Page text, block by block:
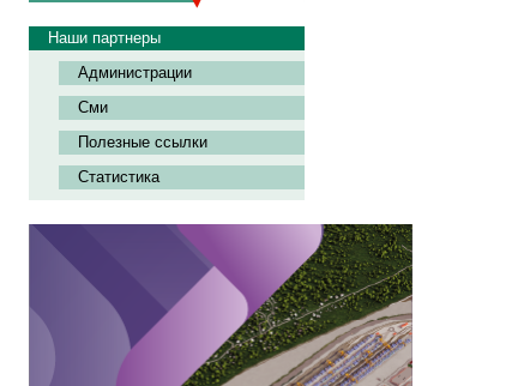
Наши партнеры
Администрации
Сми
Полезные ссылки
Статистика